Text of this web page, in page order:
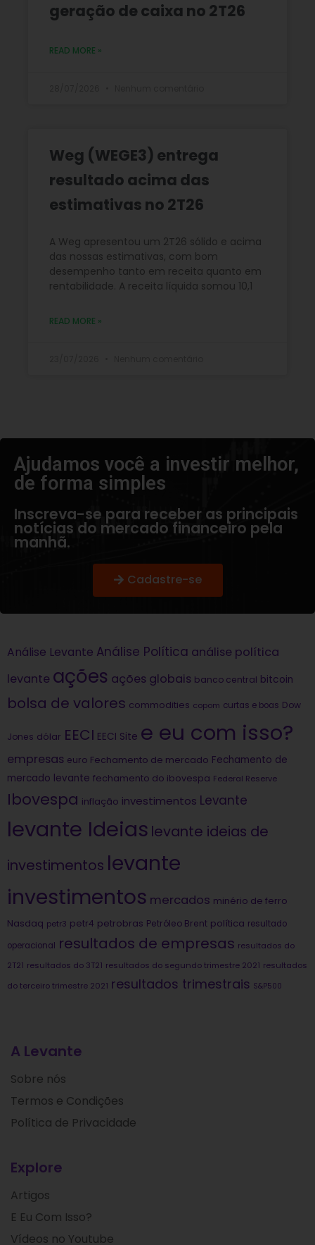
geração de caixa no 2T26
READ MORE »
Weg (WEGE3) entrega
resultado acima das
estimativas no 2T26
A Weg apresentou um 2T26 sólido e acima
das nossas estimativas, com bom
desempenho tanto em receita quanto em
rentabilidade. A receita líquida somou 10,1
READ MORE »
Ajudamos você a investir melhor,
de forma simples​
Inscreva-se para receber as principais
notícias do mercado financeiro pela
manhã.
Cadastre-se
Análise Levante Análise Política análise política
levante ações ações globais banco central bitcoin
bolsa de valores commodities copom curtas e boas Dow
Jones dólar EECI EECI Site e eu com isso?
empresas euro Fechamento de mercado Fechamento de
mercado levante fechamento do ibovespa Federal Reserve
Ibovespa inflação investimentos Levante
levante Ideias levante ideias de
investimentos levante
investimentos mercados minério de ferro
Nasdaq petr3 petr4 petrobras Petróleo Brent política resultado
operacional resultados de empresas resultados do
2T21 resultados do 3T21 resultados do segundo trimestre 2021 resultados
do terceiro trimestre 2021 resultados trimestrais S&P500
A Levante
Sobre nós
Termos e Condições
Política de Privacidade
Explore
Artigos
E Eu Com Isso?
Vídeos no Youtube